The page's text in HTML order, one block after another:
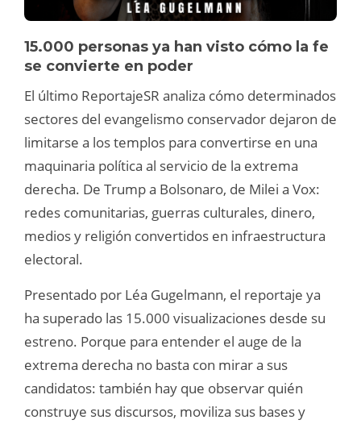
15.000 personas ya han visto cómo la fe
se convierte en poder
El último ReportajeSR analiza cómo determinados
sectores del evangelismo conservador dejaron de
limitarse a los templos para convertirse en una
maquinaria política al servicio de la extrema
derecha. De Trump a Bolsonaro, de Milei a Vox:
redes comunitarias, guerras culturales, dinero,
medios y religión convertidos en infraestructura
electoral.
Presentado por Léa Gugelmann, el reportaje ya
ha superado las 15.000 visualizaciones desde su
estreno. Porque para entender el auge de la
extrema derecha no basta con mirar a sus
candidatos: también hay que observar quién
construye sus discursos, moviliza sus bases y